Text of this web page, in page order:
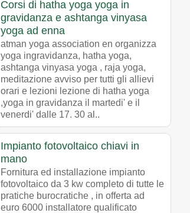
Corsi di hatha yoga yoga in
gravidanza e ashtanga vinyasa
yoga ad enna
atman yoga association en organizza
yoga ingravidanza, hatha yoga,
ashtanga vinyasa yoga , raja yoga,
meditazione avviso per tutti gli allievi
orari e lezioni lezione di hatha yoga
,yoga in gravidanza il martedi' e il
venerdi' dalle 17. 30 al..
Impianto fotovoltaico chiavi in
mano
Fornitura ed installazione impianto
fotovoltaico da 3 kw completo di tutte le
pratiche burocratiche , in offerta ad
euro 6000 installatore qualificato